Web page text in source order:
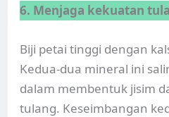
6. Menjaga kekuatan
Biji petai tinggi dengan
Kedua-dua mineral ini
dalam membentuk jisim
tulang. Keseimbangan